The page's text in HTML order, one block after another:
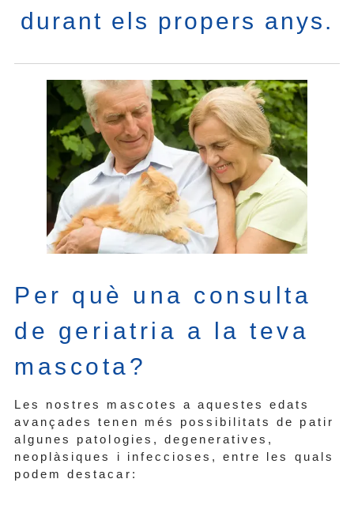
durant els propers anys.
Per què una consulta
de geriatria a la teva
mascota?
Les nostres mascotes a aquestes edats
avançades tenen més possibilitats de patir
algunes patologies, degeneratives,
neoplàsiques i infeccioses, entre les quals
podem destacar: